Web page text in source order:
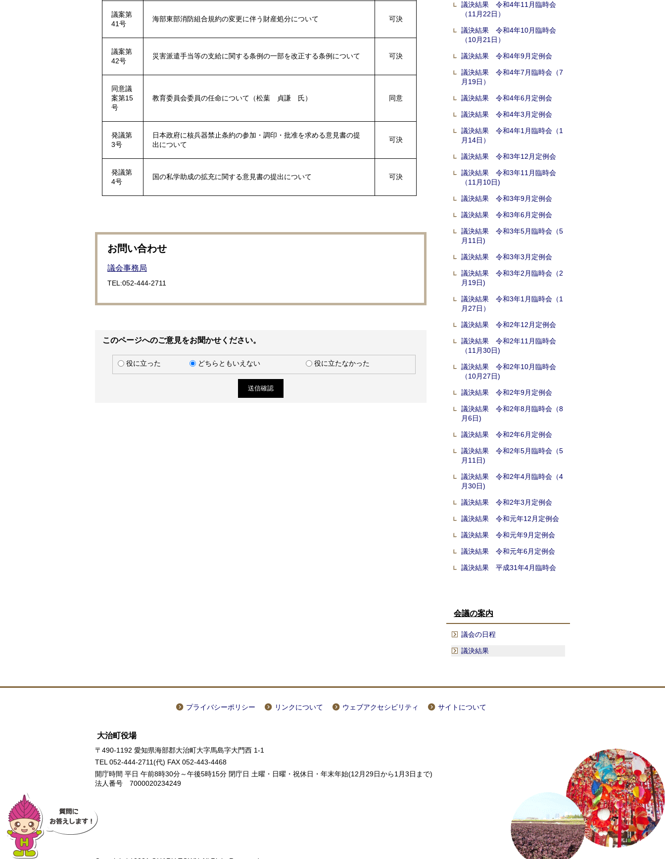
議案第
41号
海部東部消防組合規約の変更に伴う財産処分について 可決
議案第
42号
災害派遣手当等の支給に関する条例の一部を改正する条例について 可決
同意議
案第15
号
教育委員会委員の任命について（松葉 貞謙 氏） 同意
発議第
3号
日本政府に核兵器禁止条約の参加・調印・批准を求める意見書の提
出について
可決
発議第
4号
国の私学助成の拡充に関する意見書の提出について 可決
お問い合わせ
議会事務局
TEL:052-444-2711
このページへのご意見をお聞かせください。
役に立った どちらともいえない 役に立たなかった
議決結果 令和4年11月臨時会
（11月22日）
議決結果 令和4年10月臨時会
（10月21日）
議決結果 令和4年9月定例会
議決結果 令和4年7月臨時会（7
月19日）
議決結果 令和4年6月定例会
議決結果 令和4年3月定例会
議決結果 令和4年1月臨時会（1
月14日）
議決結果 令和3年12月定例会
議決結果 令和3年11月臨時会
（11月10日)
議決結果 令和3年9月定例会
議決結果 令和3年6月定例会
議決結果 令和3年5月臨時会（5
月11日)
議決結果 令和3年3月定例会
議決結果 令和3年2月臨時会（2
月19日)
議決結果 令和3年1月臨時会（1
月27日）
議決結果 令和2年12月定例会
議決結果 令和2年11月臨時会
（11月30日)
議決結果 令和2年10月臨時会
（10月27日)
議決結果 令和2年9月定例会
議決結果 令和2年8月臨時会（8
月6日)
議決結果 令和2年6月定例会
議決結果 令和2年5月臨時会（5
月11日)
議決結果 令和2年4月臨時会（4
月30日)
議決結果 令和2年3月定例会
議決結果 令和元年12月定例会
議決結果 令和元年9月定例会
議決結果 令和元年6月定例会
議決結果 平成31年4月臨時会
会議の案内
議会の日程
議決結果
プライバシーポリシー リンクについて ウェブアクセシビリティ サイトについて
大治町役場
〒490-1192 愛知県海部郡大治町大字馬島字大門西 1-1
TEL 052-444-2711(代) FAX 052-443-4468
開庁時間 平日 午前8時30分～午後5時15分 閉庁日 土曜・日曜・祝休日・年末年始(12月29日から1月3日まで)
法人番号 7000020234249